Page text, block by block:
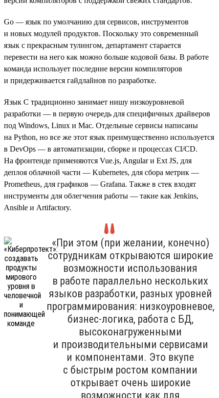
Go — язык по умолчанию для сервисов, инструментов
и новых модулей продуктов. Поскольку это современный
язык с прекрасным тулингом, департамент старается
перевести на него как можно больше кодовой базы. В работе
команда использует последние версии компиляторов
и придерживается гайдлайнов по разработке.
Язык C традиционно занимает нишу низкоуровневой
разработки — в первую очередь для специфичных драйверов
под Windows, Linux и Mac. Отдельные сервисы написаны
на Python, но все же этот язык преимущественно используется
в DevOps — в автоматизации, сборке и процессах CI/CD.
На фронтенде применяются Vue.js, Angular и Ext JS, для
деплоя облачной части — Kubernetes, для сбора метрик —
Prometheus, для графиков — Grafana. Также в стек входят
инструменты для облегчения работы — такие как Jenkins,
Ansible и Artifactory.
«При этом (при желании, конечно)
сотрудникам открываются широкие
возможности использования
в работе параллельно нескольких
языков разработки, разных уровней
программирования: низкоуровневое,
бизнес-логика, работа с БД,
высоконагруженными
и производительными сервисами
и компонентами. Это вкупе
с быстрым ростом компании
открывает очень широкие
возможности как для